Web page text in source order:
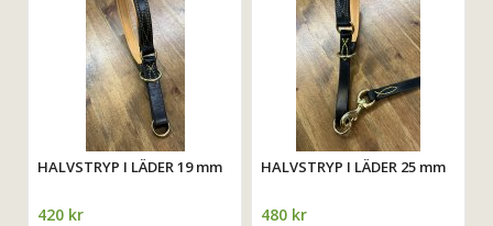
HALVSTRYP I LÄDER 19 mm
420 kr
​HALVSTRYP I LÄDER 25 mm
480 kr